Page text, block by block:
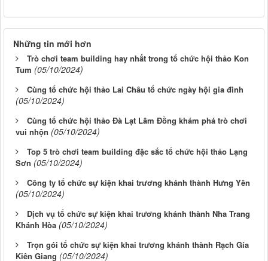
Những tin mới hơn
Trò chơi team building hay nhất trong tổ chức hội thảo Kon
Tum (05/10/2024)
Cùng tổ chức hội thảo Lai Châu tổ chức ngày hội gia đình
(05/10/2024)
Cùng tổ chức hội thảo Đà Lạt Lâm Đồng khám phá trò chơi
vui nhộn (05/10/2024)
Top 5 trò chơi team building đặc sắc tổ chức hội thảo Lạng
Sơn (05/10/2024)
Công ty tổ chức sự kiện khai trương khánh thành Hưng Yên
(05/10/2024)
Dịch vụ tổ chức sự kiện khai trương khánh thành Nha Trang
Khánh Hòa (05/10/2024)
Trọn gói tổ chức sự kiện khai trương khánh thành Rạch Gía
Kiên Giang (05/10/2024)